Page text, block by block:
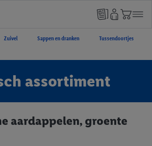
Zuivel Sappen en dranken Tussendoortjes
assortiment
aardappelen, groente